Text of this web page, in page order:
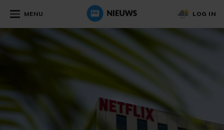
MENU LOG IN